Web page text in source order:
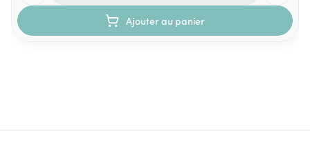
Ajouter au panier